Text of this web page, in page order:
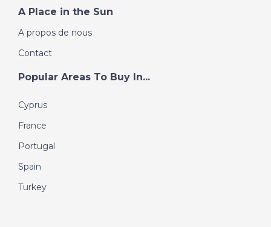
A Place in the Sun
A propos de nous
Contact
Popular Areas To Buy In...
Cyprus
France
Portugal
Spain
Turkey